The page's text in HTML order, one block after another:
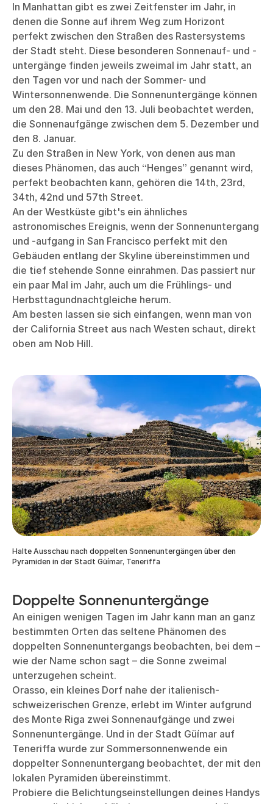
In Manhattan gibt es zwei Zeitfenster im Jahr, in
denen die Sonne auf ihrem Weg zum Horizont
perfekt zwischen den Straßen des Rastersystems
der Stadt steht. Diese besonderen Sonnenauf- und -
untergänge finden jeweils zweimal im Jahr statt, an
den Tagen vor und nach der Sommer- und
Wintersonnenwende. Die Sonnenuntergänge können
um den 28. Mai und den 13. Juli beobachtet werden,
die Sonnenaufgänge zwischen dem 5. Dezember und
den 8. Januar.
Zu den Straßen in New York, von denen aus man
dieses Phänomen, das auch “Henges” genannt wird,
perfekt beobachten kann, gehören die 14th, 23rd,
34th, 42nd und 57th Street.
An der Westküste gibt's ein ähnliches
astronomisches Ereignis, wenn der Sonnenuntergang
und -aufgang in San Francisco perfekt mit den
Gebäuden entlang der Skyline übereinstimmen und
die tief stehende Sonne einrahmen. Das passiert nur
ein paar Mal im Jahr, auch um die Frühlings- und
Herbsttagundnachtgleiche herum.
Am besten lassen sie sich einfangen, wenn man von
der California Street aus nach Westen schaut, direkt
oben am Nob Hill.
Halte Ausschau nach doppelten Sonnenuntergängen über den
Pyramiden in der Stadt Güímar, Teneriffa
Doppelte Sonnenuntergänge
An einigen wenigen Tagen im Jahr kann man an ganz
bestimmten Orten das seltene Phänomen des
doppelten Sonnenuntergangs beobachten, bei dem –
wie der Name schon sagt – die Sonne zweimal
unterzugehen scheint.
Orasso, ein kleines Dorf nahe der italienisch-
schweizerischen Grenze, erlebt im Winter aufgrund
des Monte Riga zwei Sonnenaufgänge und zwei
Sonnenuntergänge. Und in der Stadt Güímar auf
Teneriffa wurde zur Sommersonnenwende ein
doppelter Sonnenuntergang beobachtet, der mit den
lokalen Pyramiden übereinstimmt.
Probiere die Belichtungseinstellungen deines Handys